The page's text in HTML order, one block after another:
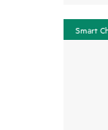
Smart